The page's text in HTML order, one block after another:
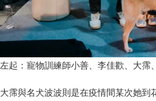
左起：寵物訓練師小善、李佳歡、大霈
大霈與名犬波波則是在疫情間某次她到